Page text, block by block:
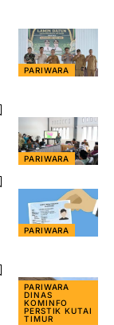
PARIWARA
PARIWARA
PARIWARA
PARIWARA
DINAS
KOMINFO
PERSTIK KUTAI
TIMUR